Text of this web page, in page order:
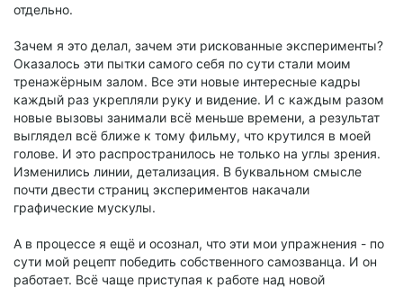
отдельно.
Зачем я это делал, зачем эти рискованные эксперименты?
Оказалось эти пытки самого себя по сути стали моим
тренажёрным залом. Все эти новые интересные кадры
каждый раз укрепляли руку и видение. И с каждым разом
новые вызовы занимали всё меньше времени, а результат
выглядел всё ближе к тому фильму, что крутился в моей
голове. И это распространилось не только на углы зрения.
Изменились линии, детализация. В буквальном смысле
почти двести страниц экспериментов накачали
графические мускулы.
А в процессе я ещё и осознал, что эти мои упражнения - по
сути мой рецепт победить собственного самозванца. И он
работает. Всё чаще приступая к работе над новой